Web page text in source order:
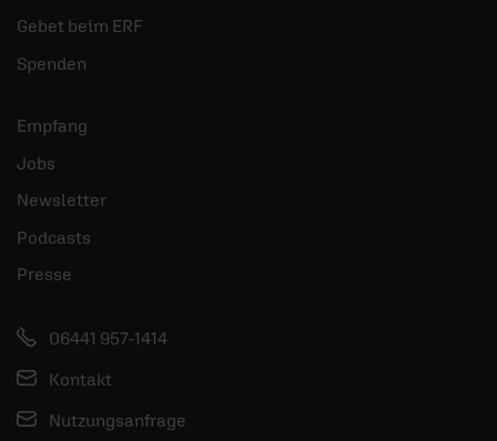
Gebet beim ERF
Spenden
Empfang
Jobs
Newsletter
Podcasts
Presse
06441 957-1414
Kontakt
Nutzungsanfrage